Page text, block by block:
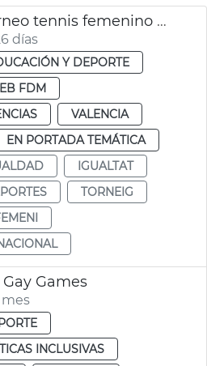
Presentación torneo tennis femenino BBVA Open Internacional
días
Y DEPORTE
FDM
VALENCIA
EN PORTADA TEMÁTICA
IGUALTAT
TORNEIG
Games
INCLUSIVAS